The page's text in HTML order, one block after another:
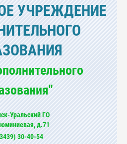
УЧРЕЖДЕНИЕ
Уральский ГО
д.71
30-40-54